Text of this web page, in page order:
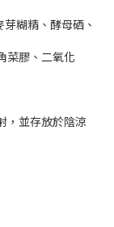
糊精、酵母硒、
菜膠、二氧化
，並存放於陰涼